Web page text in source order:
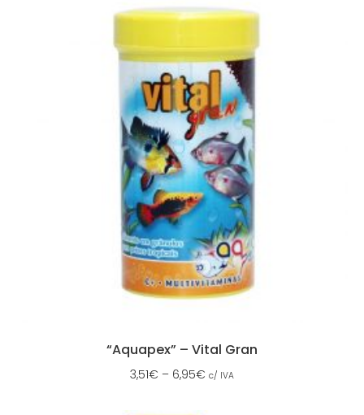
“Aquapex” – Vital Gran
3,51€ – 6,95€ c/ IVA